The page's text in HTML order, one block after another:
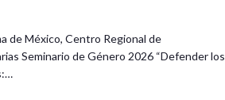
de México, Centro Regional de
Seminario de Género 2026 “Defender los